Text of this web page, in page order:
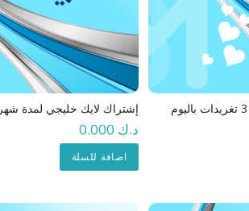
إشتراك لايك خليجي لمدة شهر 3 تغريدات باليوم
د.ك 0.000
اضافة للسلة